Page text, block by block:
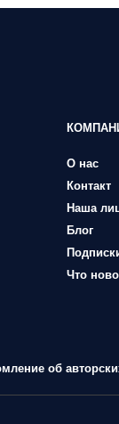
О нас
Контакт
Наша
Блог
Что
об